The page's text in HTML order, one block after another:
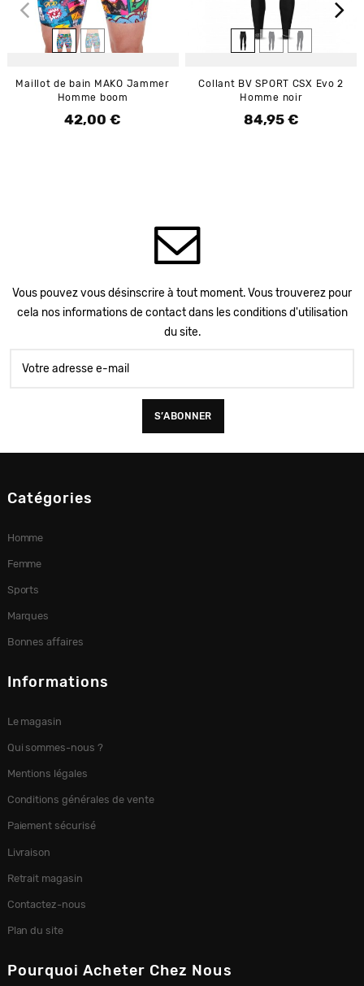
Maillot de bain MAKO Jammer
Homme boom
Prix
42,00 €
Collant BV SPORT CSX Evo 2
Homme noir
Prix
84,95 €
Vous pouvez vous désinscrire à tout moment. Vous trouverez pour
cela nos informations de contact dans les conditions d'utilisation
du site.
Catégories
Homme
Femme
Sports
Marques
Bonnes affaires
Informations
Le magasin
Qui sommes-nous ?
Mentions légales
Conditions générales de vente
Paiement sécurisé
Livraison
Retrait magasin
Contactez-nous
Plan du site
Pourquoi Acheter Chez Nous